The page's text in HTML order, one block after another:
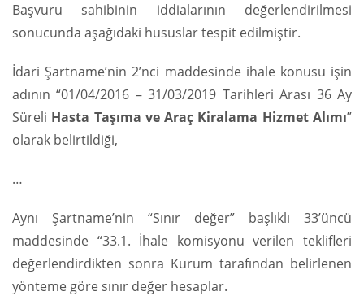
Başvuru sahibinin iddialarının değerlendirilmesi
sonucunda aşağıdaki hususlar tespit edilmiştir.
İdari Şartname’nin 2’nci maddesinde ihale konusu işin
adının “01/04/2016 – 31/03/2019 Tarihleri Arası 36 Ay
Süreli Hasta Taşıma ve Araç Kiralama Hizmet Alımı”
olarak belirtildiği,
…
Aynı Şartname’nin “Sınır değer” başlıklı 33’üncü
maddesinde “33.1. İhale komisyonu verilen teklifleri
değerlendirdikten sonra Kurum tarafından belirlenen
yönteme göre sınır değer hesaplar.